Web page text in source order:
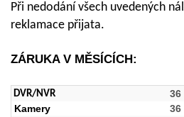
Při nedodání všech uvedených
reklamace přijata.
ZÁRUKA V MĚSÍCÍCH:
DVR/NVR
36
Kamery
36